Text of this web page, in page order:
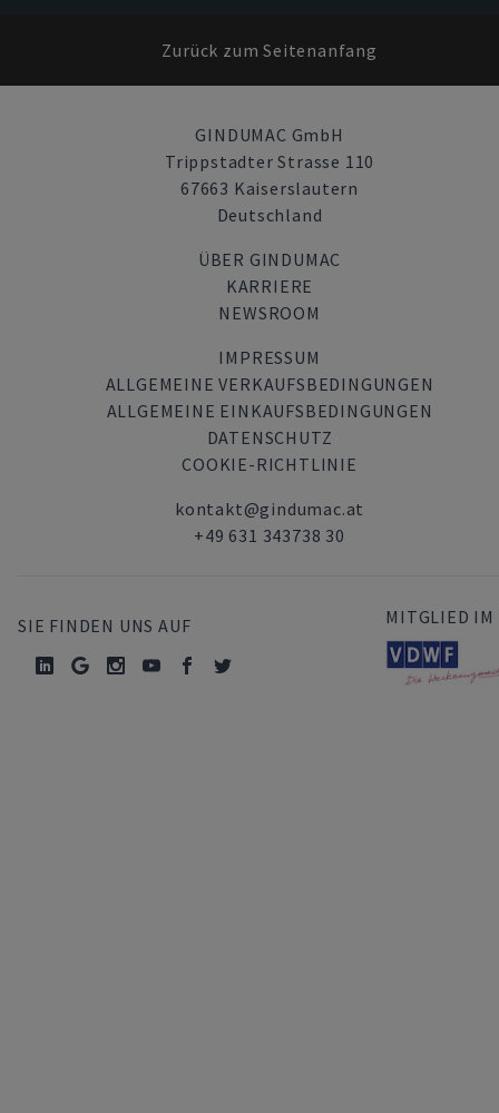
Zurück zum Seitenanfang
GINDUMAC GmbH
Trippstadter Strasse 110
67663 Kaiserslautern
Deutschland
ÜBER GINDUMAC
KARRIERE
NEWSROOM
IMPRESSUM
ALLGEMEINE VERKAUFSBEDINGUNGEN
ALLGEMEINE EINKAUFSBEDINGUNGEN
DATENSCHUTZ
COOKIE-RICHTLINIE
kontakt@gindumac.at
+49 631 343738 30
SIE FINDEN UNS AUF MITGLIED IM